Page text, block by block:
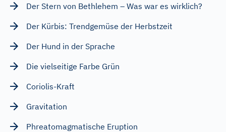
Der Stern von Bethlehem – Was war es wirklich?
Der Kürbis: Trendgemüse der Herbstzeit
Der Hund in der Sprache
Die vielseitige Farbe Grün
Coriolis-Kraft
Gravitation
Phreatomagmatische Eruption